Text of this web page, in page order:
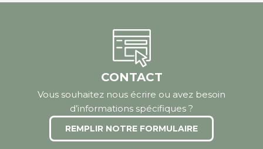
CONTACT
Vous souhaitez nous écrire ou avez besoin
d’informations spécifiques ?
REMPLIR NOTRE FORMULAIRE